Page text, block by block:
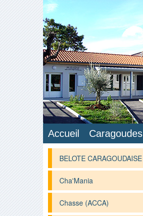
Accueil Caragoudes
BELOTE CARAGOUDAISE
Cha'Mania
Chasse (ACCA)